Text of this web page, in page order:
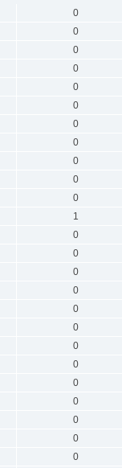
0
0
0
0
0
0
0
0
0
0
0
1
0
0
0
0
0
0
0
0
0
0
0
0
0